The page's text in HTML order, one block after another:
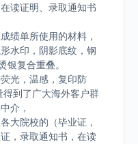
读证明、录取通知书
绩单所使用的材料，
水印，阴影底纹，钢
银复合重叠。
光，温感，复印防
到了广大海外客户群
介，
大院校的（毕业证，
，录取通知书，在读